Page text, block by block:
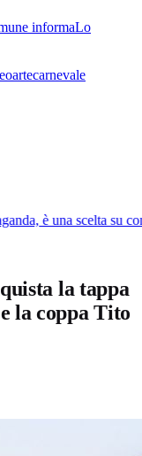
informaLo
artecarnevale
è una scelta su
la tappa
la coppa Tito